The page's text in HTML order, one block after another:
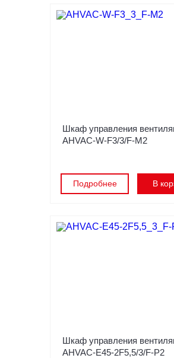
Шкаф управления
AHVAC-W-F3/3/F-M2
Подробнее В
Шкаф управления
AHVAC-E45-2F5,5/3/F-P2